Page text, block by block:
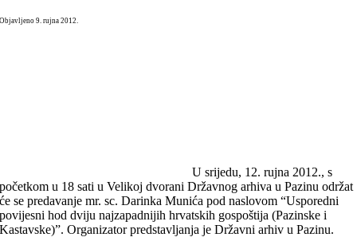
Objavljeno 9. rujna 2012.
U srijedu, 12. rujna 2012., s
početkom u 18 sati u Velikoj dvorani Državnog arhiva u Pazinu održat
će se predavanje mr. sc. Darinka Munića pod naslovom “Usporedni
povijesni hod dviju najzapadnijih hrvatskih gospoštija (Pazinske i
Kastavske)”. Organizator predstavljanja je Državni arhiv u Pazinu.